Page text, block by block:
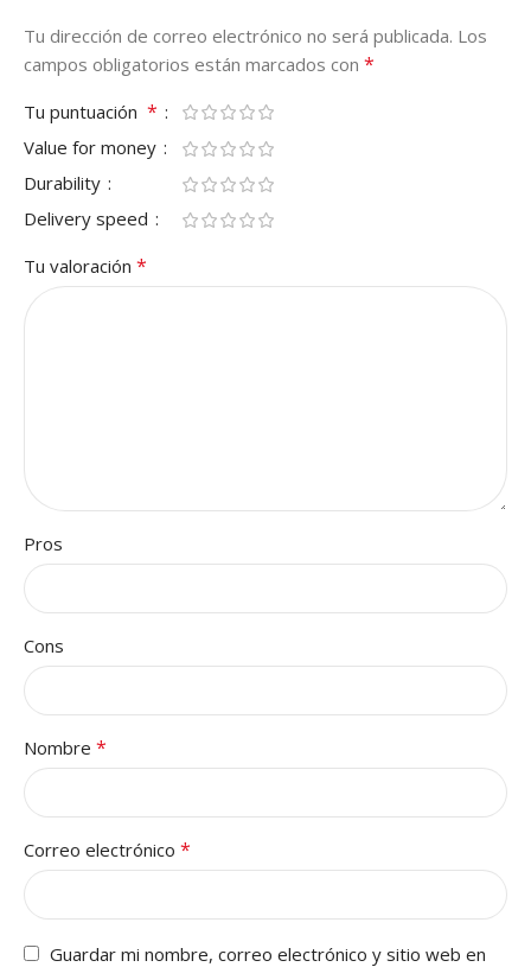
Tu dirección de correo electrónico no será publicada. Los
campos obligatorios están marcados con *
Tu puntuación *
Value for money
Durability
Delivery speed
Tu valoración *
Pros
Cons
Nombre *
Correo electrónico *
Guardar mi nombre, correo electrónico y sitio web en